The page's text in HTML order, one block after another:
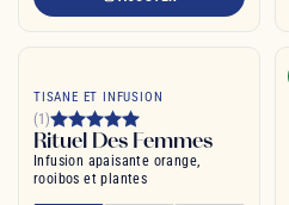
TISANE ET INFUSION
(1)
Rituel Des Femmes
Infusion apaisante orange,
rooibos et plantes